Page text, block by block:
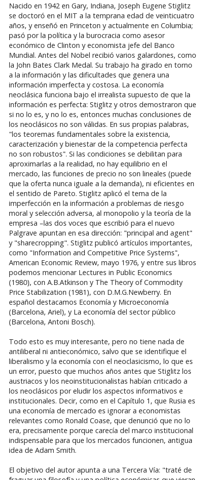
Nacido en 1942 en Gary, Indiana, Joseph Eugene Stiglitz
se doctoró en el MIT a la temprana edad de veinticuatro
años, y enseñó en Princeton y actualmente en Columbia;
pasó por la política y la burocracia como asesor
económico de Clinton y economista jefe del Banco
Mundial. Antes del Nobel recibió varios galardones, como
la John Bates Clark Medal. Su trabajo ha girado en torno
a la información y las dificultades que genera una
información imperfecta y costosa. La economía
neoclásica funciona bajo el irrealista supuesto de que la
información es perfecta: Stiglitz y otros demostraron que
si no lo es, y no lo es, entonces muchas conclusiones de
los neoclásicos no son válidas. En sus propias palabras,
"los teoremas fundamentales sobre la existencia,
caracterización y bienestar de la competencia perfecta
no son robustos". Si las condiciones se debilitan para
aproximarlas a la realidad, no hay equilibrio en el
mercado, las funciones de precio no son lineales (puede
que la oferta nunca iguale a la demanda), ni eficientes en
el sentido de Pareto. Stiglitz aplicó el tema de la
imperfección en la información a problemas de riesgo
moral y selección adversa, al monopolio y la teoría de la
empresa –las dos voces que escribió para el nuevo
Palgrave apuntan en esa dirección: "principal and agent"
y "sharecropping". Stiglitz publicó artículos importantes,
como "Information and Competitive Price Systems",
American Economic Review, mayo 1976, y entre sus libros
podemos mencionar Lectures in Public Economics
(1980), con A.B.Atkinson y The Theory of Commodity
Price Stabilization (1981), con D.M.G.Newberry. En
español destacamos Economía y Microeconomía
(Barcelona, Ariel), y La economía del sector público
(Barcelona, Antoni Bosch).
Todo esto es muy interesante, pero no tiene nada de
antiliberal ni antieconómico, salvo que se identifique el
liberalismo y la economía con el neoclasicismo, lo que es
un error, puesto que muchos años antes que Stiglitz los
austriacos y los neoinstitucionalistas habían criticado a
los neoclásicos por eludir los aspectos informativos e
institucionales. Decir, como en el Capítulo 1, que Rusia es
una economía de mercado es ignorar a economistas
relevantes como Ronald Coase, que denunció que no lo
era, precisamente porque carecía del marco institucional
indispensable para que los mercados funcionen, antigua
idea de Adam Smith.
El objetivo del autor apunta a una Tercera Vía: "traté de